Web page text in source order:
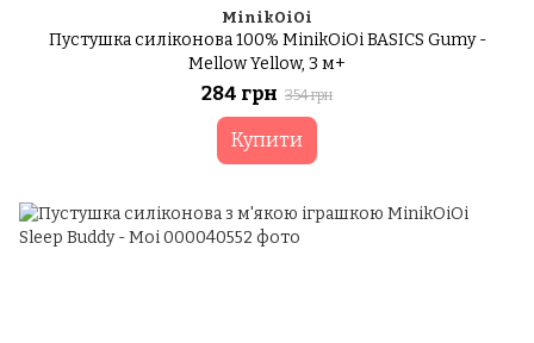
MinikOiOi
Пустушка силіконова 100% MinikOiOi BASICS Gumy -
Mellow Yellow, 3 м+
284 грн 354 грн
Купити